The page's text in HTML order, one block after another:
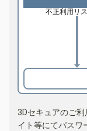
不正利用リ
3Dセキュアのご
イト等にてパスワ